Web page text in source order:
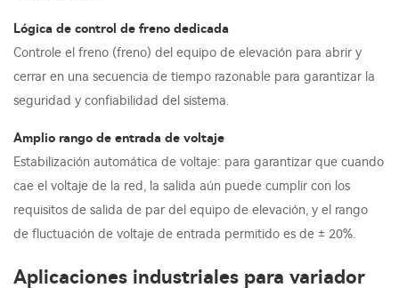
Lógica de control de freno dedicada
Controle el freno (freno) del equipo de elevación para abrir y
cerrar en una secuencia de tiempo razonable para garantizar la
seguridad y confiabilidad del sistema.
Amplio rango de entrada de voltaje
Estabilización automática de voltaje: para garantizar que cuando
cae el voltaje de la red, la salida aún puede cumplir con los
requisitos de salida de par del equipo de elevación, y el rango
de fluctuación de voltaje de entrada permitido es de ± 20%.
Aplicaciones industriales para variador